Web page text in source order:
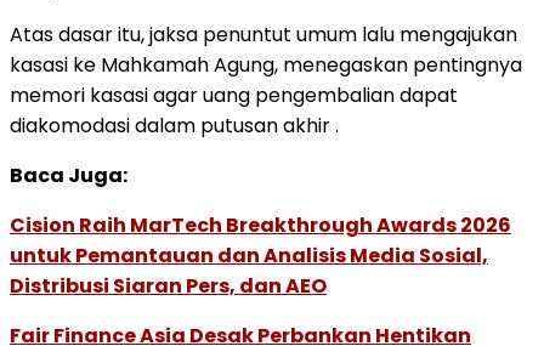
Atas dasar itu, jaksa penuntut umum lalu mengajukan
kasasi ke Mahkamah Agung, menegaskan pentingnya
memori kasasi agar uang pengembalian dapat
diakomodasi dalam putusan akhir .
Baca Juga:
Cision Raih MarTech Breakthrough Awards 2026
untuk Pemantauan dan Analisis Media Sosial,
Distribusi Siaran Pers, dan AEO
Fair Finance Asia Desak Perbankan Hentikan